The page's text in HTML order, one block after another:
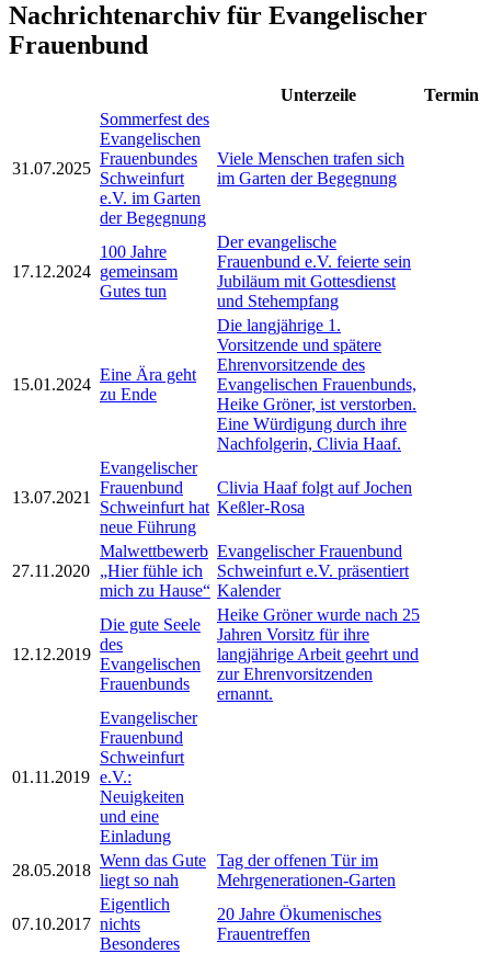
Nachrichtenarchiv für Evangelischer
Frauenbund
Unterzeile Termin
31.07.2025
Sommerfest des
Evangelischen
Frauenbundes
Schweinfurt
e.V. im Garten
der Begegnung
Viele Menschen trafen sich
im Garten der Begegnung
17.12.2024
100 Jahre
gemeinsam
Gutes tun
Der evangelische
Frauenbund e.V. feierte sein
Jubiläum mit Gottesdienst
und Stehempfang
15.01.2024
Eine Ära geht
zu Ende
Die langjährige 1.
Vorsitzende und spätere
Ehrenvorsitzende des
Evangelischen Frauenbunds,
Heike Gröner, ist verstorben.
Eine Würdigung durch ihre
Nachfolgerin, Clivia Haaf.
13.07.2021
Evangelischer
Frauenbund
Schweinfurt hat
neue Führung
Clivia Haaf folgt auf Jochen
Keßler-Rosa
27.11.2020
Malwettbewerb
„Hier fühle ich
mich zu Hause“
Evangelischer Frauenbund
Schweinfurt e.V. präsentiert
Kalender
12.12.2019
Die gute Seele
des
Evangelischen
Frauenbunds
Heike Gröner wurde nach 25
Jahren Vorsitz für ihre
langjährige Arbeit geehrt und
zur Ehrenvorsitzenden
ernannt.
01.11.2019
Evangelischer
Frauenbund
Schweinfurt
e.V.:
Neuigkeiten
und eine
Einladung
28.05.2018
Wenn das Gute
liegt so nah
Tag der offenen Tür im
Mehrgenerationen-Garten
07.10.2017
Eigentlich
nichts
Besonderes
20 Jahre Ökumenisches
Frauentreffen